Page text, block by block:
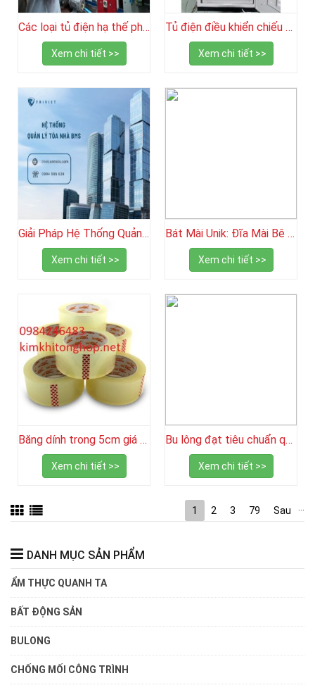
Các loại tủ điện hạ thế phổ biến và ứng dụng thực tế
Xem chi tiết >>
Tủ điện điều khiển chiếu sáng: cấu tạo, ưu điểm và ứng dụng
Xem chi tiết >>
Giải Pháp Hệ Thống Quản Lý Tòa Nhà BMS: Tối Ưu Vận Hành Thời Đại Số
Xem chi tiết >>
Bát Mài Unik: Đĩa Mài Bê Tông, Đá Hoa Cương Bền Bỉ Giá Tốt
Xem chi tiết >>
Băng dính trong 5cm giá rẻ: Giải pháp đóng gói tiết kiệm cho doanh nghiệp
Xem chi tiết >>
Bu lông đạt tiêu chuẩn quốc tế cần đáp ứng những yêu cầu gì?
Xem chi tiết >>
1 2 3 …
79 Sau
DANH MỤC SẢN PHẨM
ẨM THỰC QUANH TA
BẤT ĐỘNG SẢN
BULONG
CHỐNG MỐI CÔNG TRÌNH